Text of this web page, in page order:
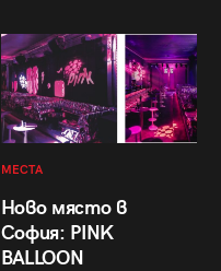
МЕСТА
Ново място в
София: PINK
BALLOON